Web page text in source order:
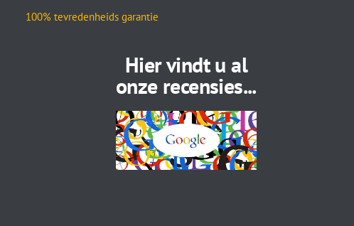
100% tevredenheids garantie
Hier vindt u al
onze recensies...